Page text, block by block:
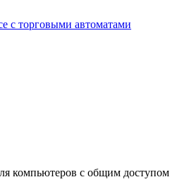
компьютеров с общим доступом